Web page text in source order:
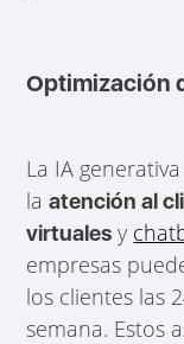
Optimización
La IA
laatención al
virtuales y
empresas
los clientes las
semana. Estos